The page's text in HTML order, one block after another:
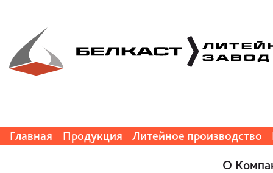
Главная Продукция Литейное производство
О